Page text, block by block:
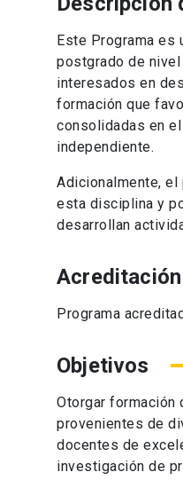
Este Programa es
postgrado de
interesados en
formación que
consolidadas en
independiente.
Adicionalmente, el
esta disciplina y
desarrollan
Acreditación
Programa
Objetivos
Otorgar formación
provenientes de
docentes de
investigación de